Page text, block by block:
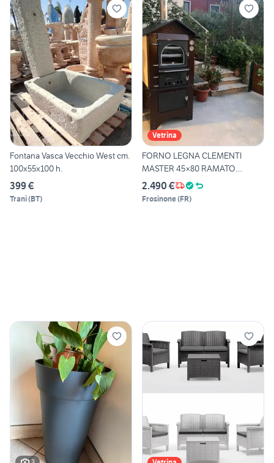
Fontana Vasca Vecchio West cm.
100x55x100 h.
399 €
Trani(BT)
Vetrina
FORNO LEGNA CLEMENTI
MASTER 45×80 RAMATO
TEGLIA
2.490 €
Frosinone(FR)